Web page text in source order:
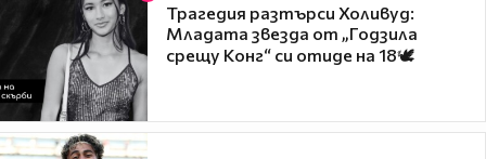
Трагедия разтърси Холивуд:
Младата звезда от „Годзила
срещу Конг“ си отиде на 18🕊️